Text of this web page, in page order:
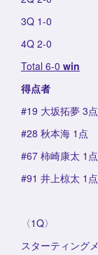
3Q 1-0
4Q 2-0
Total 6-0 win
得点者
#19 大坂拓夢 3点
#28 秋本海 1点
#67 柿崎康太 1点
#91 井上椋太 1点
〈1Q〉
スターティング